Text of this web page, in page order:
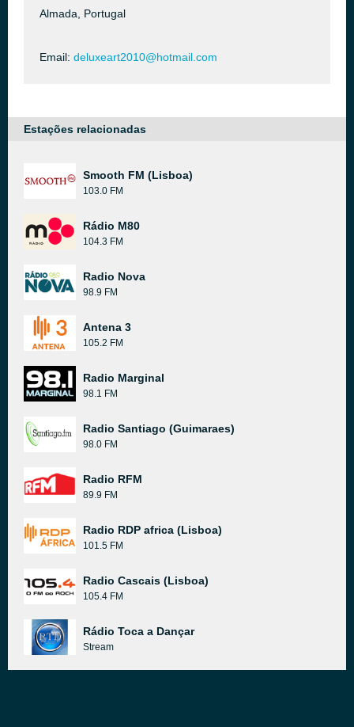
Almada, Portugal
Email: deluxeart2010@hotmail.com
Estações relacionadas
Smooth FM (Lisboa)
103.0 FM
Rádio M80
104.3 FM
Radio Nova
98.9 FM
Antena 3
105.2 FM
Radio Marginal
98.1 FM
Radio Santiago (Guimaraes)
98.0 FM
Radio RFM
89.9 FM
Radio RDP africa (Lisboa)
101.5 FM
Radio Cascais (Lisboa)
105.4 FM
Rádio Toca a Dançar
Stream